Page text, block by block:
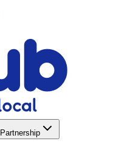
Partnership